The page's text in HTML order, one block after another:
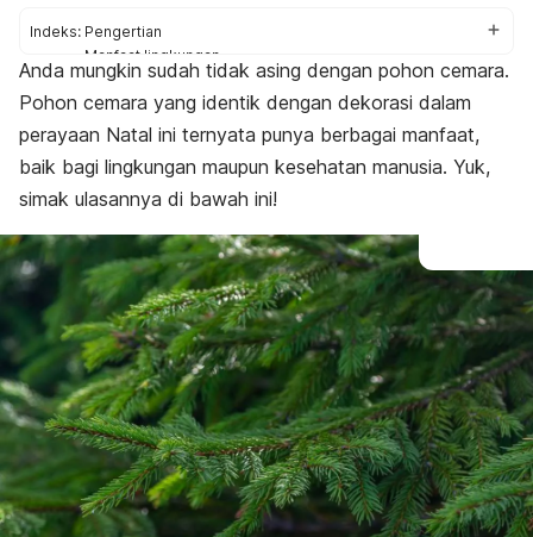
Indeks: Pengertian
Manfaat lingkungan
Manfaat kesehatan
Anda mungkin sudah tidak asing dengan pohon cemara.
Pohon cemara yang identik dengan dekorasi dalam
perayaan Natal ini ternyata punya berbagai manfaat,
baik bagi lingkungan maupun kesehatan manusia. Yuk,
simak ulasannya di bawah ini!